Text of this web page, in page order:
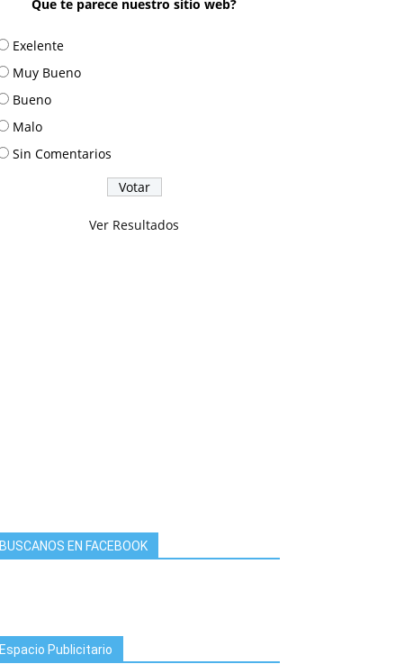
Que te parece nuestro sitio web?
Exelente
Muy Bueno
Bueno
Malo
Sin Comentarios
Ver Resultados
BUSCANOS EN FACEBOOK
Espacio Publicitario